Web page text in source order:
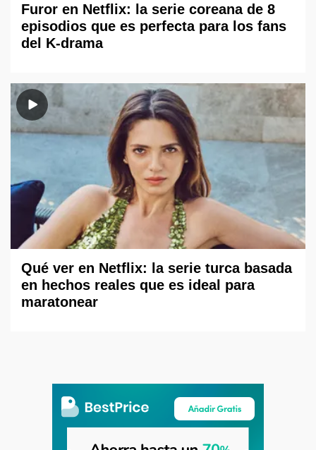
Furor en Netflix: la serie coreana de 8
episodios que es perfecta para los fans
del K-drama
Qué ver en Netflix: la serie turca basada
en hechos reales que es ideal para
maratonear